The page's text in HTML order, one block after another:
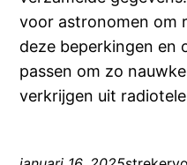
voor astronomen om
deze beperkingen en
passen om zo
verkrijgen uit